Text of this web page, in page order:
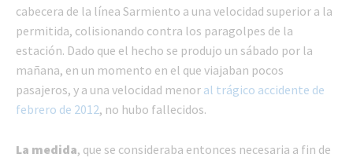
cabecera de la línea Sarmiento a una velocidad superior a la
permitida, colisionando contra los paragolpes de la
estación. Dado que el hecho se produjo un sábado por la
mañana, en un momento en el que viajaban pocos
pasajeros, y a una velocidad menor al trágico accidente de
febrero de 2012, no hubo fallecidos.
La medida, que se consideraba entonces necesaria a fin de